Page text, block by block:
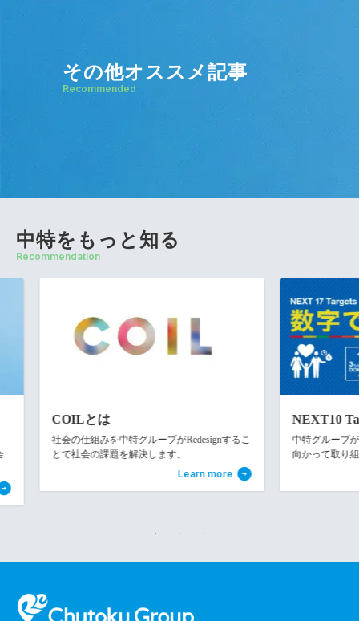
その他オススメ記事
Recommended
中特をもっと知る
Recommendation
COILとは
社会の仕組みを中特グループがRedesignするこ
とで社会の課題を解決します。
Learn more
NEXT10
中特グループが次
向かって取り組む